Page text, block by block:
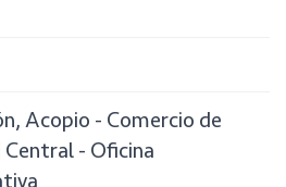
Acopio - Comercio de
- Oficina